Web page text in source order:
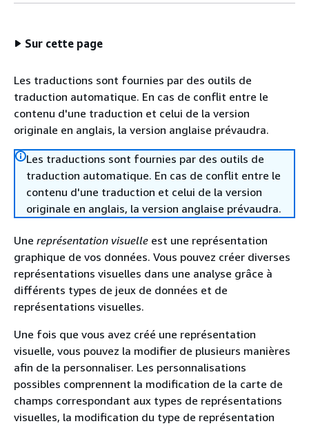
Sur cette page
Les traductions sont fournies par des outils de
traduction automatique. En cas de conflit entre le
contenu d'une traduction et celui de la version
originale en anglais, la version anglaise prévaudra.
Les traductions sont fournies par des outils de
traduction automatique. En cas de conflit entre le
contenu d'une traduction et celui de la version
originale en anglais, la version anglaise prévaudra.
Une représentation visuelle est une représentation
graphique de vos données. Vous pouvez créer diverses
représentations visuelles dans une analyse grâce à
différents types de jeux de données et de
représentations visuelles.
Une fois que vous avez créé une représentation
visuelle, vous pouvez la modifier de plusieurs manières
afin de la personnaliser. Les personnalisations
possibles comprennent la modification de la carte de
champs correspondant aux types de représentations
visuelles, la modification du type de représentation